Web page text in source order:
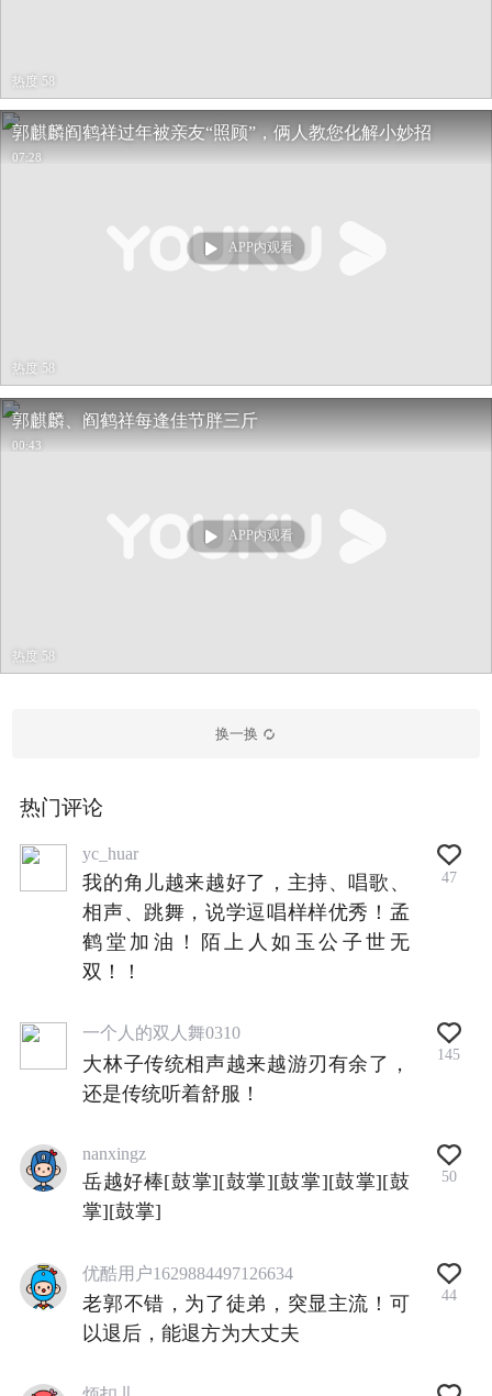
热度 58
郭麒麟阎鹤祥过年被亲友“照顾”，俩人教您化解小妙招
07:28
APP内观看
热度 58
郭麒麟、阎鹤祥每逢佳节胖三斤
00:43
APP内观看
热度 58
换一换
热门评论
yc_huar
我的角儿越来越好了，主持、唱歌、
相声、跳舞，说学逗唱样样优秀！孟
鹤堂加油！陌上人如玉公子世无
双！！
47
一个人的双人舞0310
大林子传统相声越来越游刃有余了，
还是传统听着舒服！
145
nanxingz
岳越好棒[鼓掌][鼓掌][鼓掌][鼓掌][鼓
掌][鼓掌]
50
优酷用户1629884497126634
老郭不错，为了徒弟，突显主流！可
以退后，能退方为大丈夫
44